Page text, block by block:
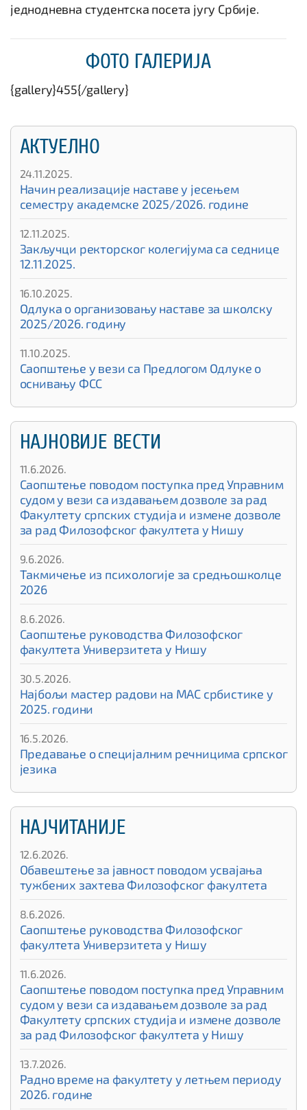
једнодневна студентска посета југу Србије.
ФОТО ГАЛЕРИЈА
{gallery}455{/gallery}
АКТУЕЛНО
24.11.2025.
Начин реализације наставе у јесењем
семестру академске 2025/2026. године
12.11.2025.
Закључци ректорског колегијума са седнице
12.11.2025.
16.10.2025.
Одлука о организовању наставе за школску
2025/2026. годину
11.10.2025.
Саопштење у вези са Предлогом Одлуке о
оснивању ФСС
НАЈНОВИЈЕ ВЕСТИ
11.6.2026.
Саопштење поводом поступка пред Управним
судом у вези са издавањем дозволе за рад
Факултету српских студија и измене дозволе
за рад Филозофског факултета у Нишу
9.6.2026.
Такмичење из психологије за средњошколце
2026
8.6.2026.
Саопштење руководства Филозофског
факултета Универзитета у Нишу
30.5.2026.
Најбољи мастер радови на МАС србистике у
2025. години
16.5.2026.
Предавање о специјалним речницима српског
језика
НАЈЧИТАНИЈЕ
12.6.2026.
Обавештење за јавност поводом усвајања
тужбених захтева Филозофског факултета
8.6.2026.
Саопштење руководства Филозофског
факултета Универзитета у Нишу
11.6.2026.
Саопштење поводом поступка пред Управним
судом у вези са издавањем дозволе за рад
Факултету српских студија и измене дозволе
за рад Филозофског факултета у Нишу
13.7.2026.
Радно време на факултету у летњем периоду
2026. године